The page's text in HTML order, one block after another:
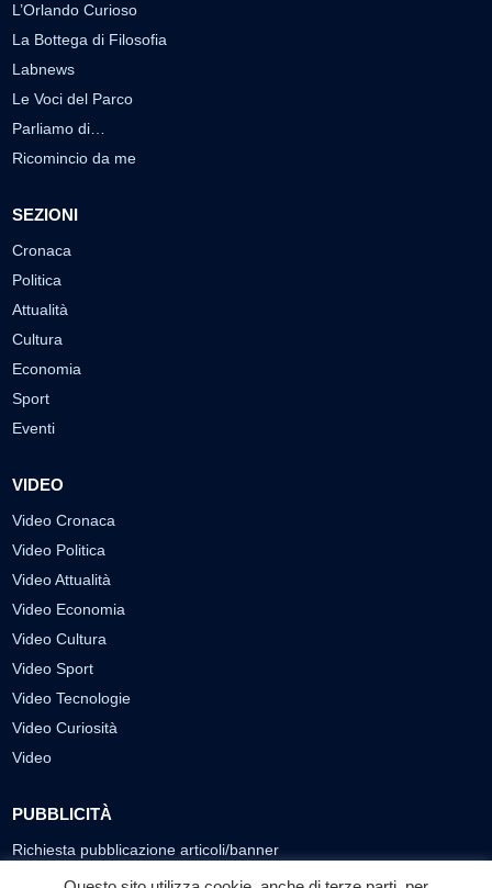
L’Orlando Curioso
La Bottega di Filosofia
Labnews
Le Voci del Parco
Parliamo di…
Ricomincio da me
SEZIONI
Cronaca
Politica
Attualità
Cultura
Economia
Sport
Eventi
VIDEO
Video Cronaca
Video Politica
Video Attualità
Video Economia
Video Cultura
Video Sport
Video Tecnologie
Video Curiosità
Video
PUBBLICITÀ
Richiesta pubblicazione articoli/banner